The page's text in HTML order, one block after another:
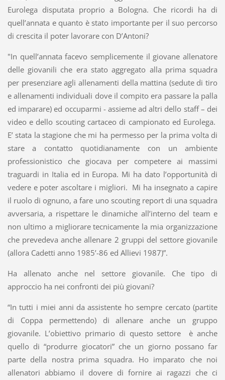
Eurolega disputata proprio a Bologna. Che ricordi ha di
quell’annata e quanto è stato importante per il suo percorso
di crescita il poter lavorare con D’Antoni?
"In quell’annata facevo semplicemente il giovane allenatore
delle giovanili che era stato aggregato alla prima squadra
per presenziare agli allenamenti della mattina (sedute di tiro
e allenamenti individuali dove il compito era passare la palla
ed imparare) ed occuparmi - assieme ad altri dello staff – dei
video e dello scouting cartaceo di campionato ed Eurolega.
E’ stata la stagione che mi ha permesso per la prima volta di
stare a contatto quotidianamente con un ambiente
professionistico che giocava per competere ai massimi
traguardi in Italia ed in Europa. Mi ha dato l’opportunità di
vedere e poter ascoltare i migliori. Mi ha insegnato a capire
il ruolo di ognuno, a fare uno scouting report di una squadra
avversaria, a rispettare le dinamiche all’interno del team e
non ultimo a migliorare tecnicamente la mia organizzazione
che prevedeva anche allenare 2 gruppi del settore giovanile
(allora Cadetti anno 1985’-86 ed Allievi 1987)”.
Ha allenato anche nel settore giovanile. Che tipo di
approccio ha nei confronti dei più giovani?
“In tutti i miei anni da assistente ho sempre cercato (partite
di Coppa permettendo) di allenare anche un gruppo
giovanile. L’obiettivo primario di questo settore è anche
quello di “produrre giocatori” che un giorno possano far
parte della nostra prima squadra. Ho imparato che noi
allenatori abbiamo il dovere di fornire ai ragazzi che ci